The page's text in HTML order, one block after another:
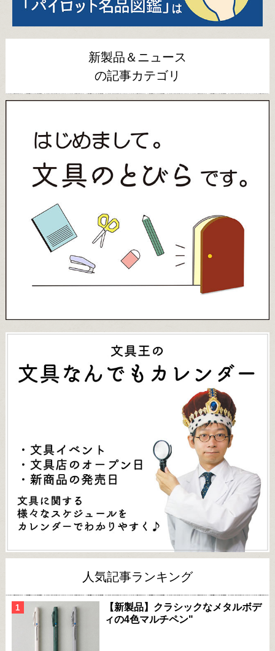
新製品＆ニュース
の記事カテゴリ
人気記事ランキング
【新製品】クラシックなメタルボデ
ィの4色マルチペン"